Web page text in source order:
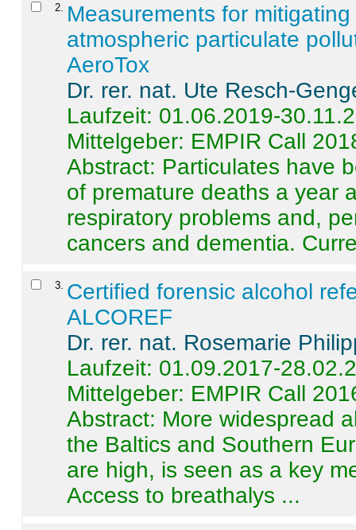
2
Measurements for
atmospheric particulate
AeroTox
Dr. rer. nat. Ute Resch-
Laufzeit: 01.06.2019-
Mittelgeber: EMPIR Call
Abstract: Particulates have
of premature deaths a year
respiratory problems and,
cancers and dementia.
3 Certified forensic alcohol
ALCOREF
Dr. rer. nat. Rosemarie
Laufzeit: 01.09.2017-
Mittelgeber: EMPIR Call
Abstract: More widespread
the Baltics and Southern
are high, is seen as a key
Access to breathalys ...